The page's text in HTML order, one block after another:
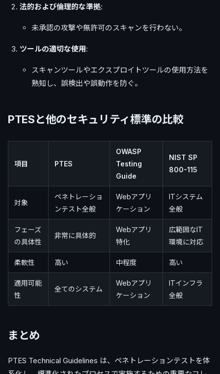
法的および倫理的な準拠:
未承認の攻撃や無許可のスキャンを行わない。
ツールの適切な使用:
スキャンツールやエクスプロイトツールの使用方法を
熟知し、誤検出や誤動作を防ぐ。
PTESと他のセキュリティ標準の比較
項目 PTES
OWASP
Testing
Guide
NIST SP
800-115
対象
ペネトレーショ
ンテスト全般
Webアプリ
ケーション
ITシステム
全般
フェーズ
の具体性
非常に具体的
Webアプリ
特化
広範囲なIT
環境に対応
柔軟性 高い 中程度 高い
適用可能
性
全てのシステム
Webアプリ
ケーション
ITインフラ
全般
まとめ
PTES Technical Guidelines は、ペネトレーションテストを体